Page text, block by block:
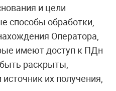
и цели
способы обработки,
Оператора,
имеют доступ к ПДн
раскрыты,
их получения,